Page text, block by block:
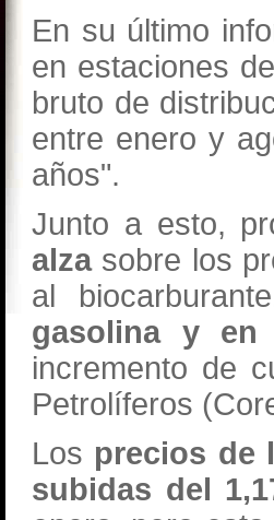
En su último
en estaciones
bruto de
entre enero y
años".
Junto a esto,
alzasobre los
al
gasolina y
incremento de
Petrolíferos
Los precios de
subidas del